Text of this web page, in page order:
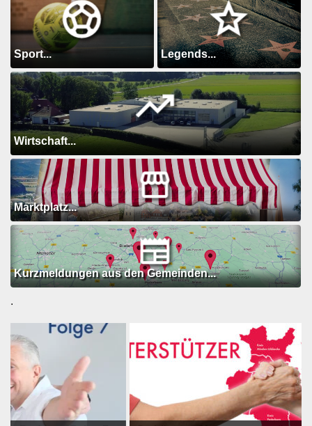
Sport... Legends...
Wirtschaft...
Marktplatz...
Kurzmeldungen aus den Gemeinden...
.